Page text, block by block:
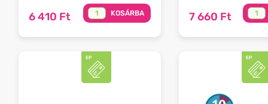
6 410 Ft KOSÁRBA 7 660 Ft